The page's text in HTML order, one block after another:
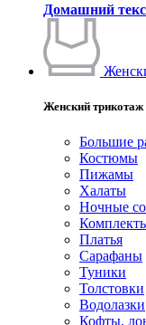
Домашний
Женский трикотаж
Большие
Костюмы
Пижамы
Халаты
Ночные
Платья
Сарафаны
Туники
Толстовки
Водолазки
Кофты,